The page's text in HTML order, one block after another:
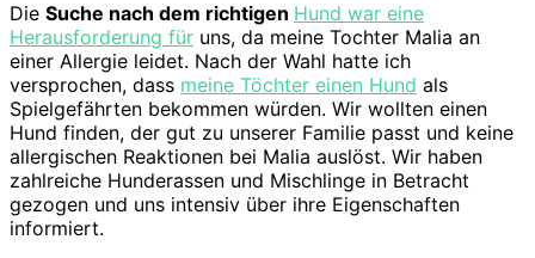
Die Suche nach dem richtigen Hund war eine
Herausforderung für uns, da meine Tochter Malia an
einer Allergie leidet. Nach der Wahl hatte ich
versprochen, dass meine Töchter einen Hund als
Spielgefährten bekommen würden. Wir wollten einen
Hund finden, der gut zu unserer Familie passt und keine
allergischen Reaktionen bei Malia auslöst. Wir haben
zahlreiche Hunderassen und Mischlinge in Betracht
gezogen und uns intensiv über ihre Eigenschaften
informiert.